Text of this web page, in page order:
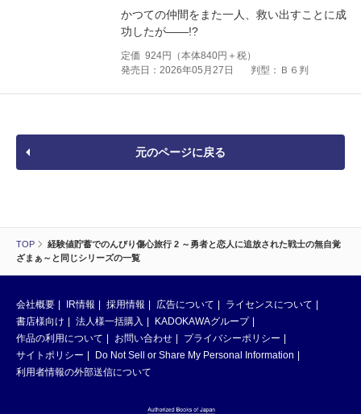
TOP
経験値貯蓄でのんびり傷心旅行 2 ～勇者と恋人に追放された戦士の無自覚
ざまぁ～と同じシリーズの一覧
かつての仲間をまた一人、救い出すことに成
功したが――!?
定価 924円（本体840円＋税）
発売日：2026年05月27日
判型：Ｂ６判
元のページに戻る
会社概要 IR情報 採用情報 広告について
ライセンスについて
書店様向け
法人様一括購入
KADOKAWAグループ
作品の利用について
お問い合わせ
プライバシーポリシー
サイトポリシー
Do Not Sell or Share My Personal Information
利用者情報の外部送信について